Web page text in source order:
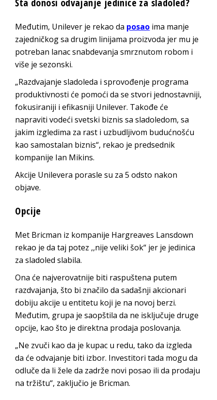
Šta donosi odvajanje jedinice za sladoled?
Međutim, Unilever je rekao da posao ima manje
zajedničkog sa drugim linijama proizvoda jer mu je
potreban lanac snabdevanja smrznutom robom i
više je sezonski.
„Razdvajanje sladoleda i sprovođenje programa
produktivnosti će pomoći da se stvori jednostavniji,
fokusiraniji i efikasniji Unilever. Takođe će
napraviti vodeći svetski biznis sa sladoledom, sa
jakim izgledima za rast i uzbudljivom budućnošću
kao samostalan biznis“, rekao je predsednik
kompanije Ian Mikins.
Akcije Unilevera porasle su za 5 odsto nakon
objave.
Opcije
Met Bricman iz kompanije Hargreaves Lansdown
rekao je da taj potez ,,nije veliki šok“ jer je jedinica
za sladoled slabila.
Ona će najverovatnije biti raspuštena putem
razdvajanja, što bi značilo da sadašnji akcionari
dobiju akcije u entitetu koji je na novoj berzi.
Međutim, grupa je saopštila da ne isključuje druge
opcije, kao što je direktna prodaja poslovanja.
„Ne zvuči kao da je kupac u redu, tako da izgleda
da će odvajanje biti izbor. Investitori tada mogu da
odluče da li žele da zadrže novi posao ili da prodaju
na tržištu“, zaključio je Bricman.